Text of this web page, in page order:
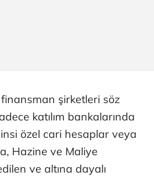
şirketleri söz
katılım bankalarında
özel cari hesaplar veya
Hazine ve Maliye
ve altına dayalı